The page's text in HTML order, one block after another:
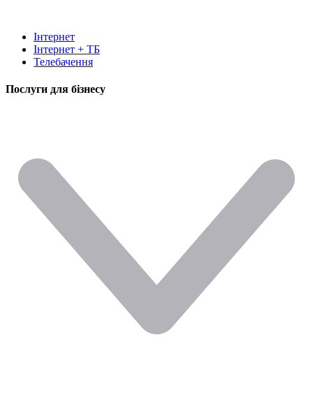
Інтернет
Інтернет + ТБ
Телебачення
Послуги для бізнесу